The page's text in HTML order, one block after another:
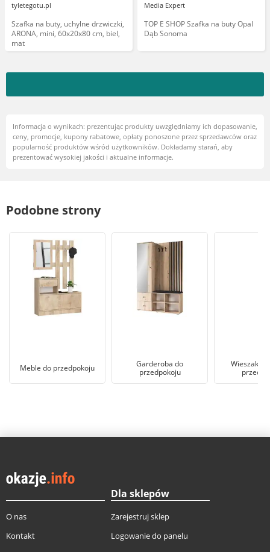
tyletegotu.pl
Szafka na buty, uchylne drzwiczki,
ARONA, mini, 60x20x80 cm, biel,
mat
Media Expert
TOP E SHOP Szafka na buty Opal
Dąb Sonoma
Informacja o wynikach: prezentując produkty uwzględniamy ich dopasowanie,
ceny, promocje, kupony rabatowe, opłaty ponoszone przez sprzedawców oraz
popularność produktów wśród użytkowników. Dokładamy starań, aby
prezentować wysokiej jakości i aktualne informacje.
Podobne strony
Meble do przedpokoju
Garderoba do
przedpokoju
Wieszak
O nas
Kontakt
Dla sklepów
Zarejestruj sklep
Logowanie do panelu